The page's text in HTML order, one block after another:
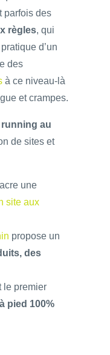
parfois des
règles, qui
d’un
des
à ce niveau-là
et crampes.
running au
de sites et
une
site aux
propose un
des
le premier
pied 100%